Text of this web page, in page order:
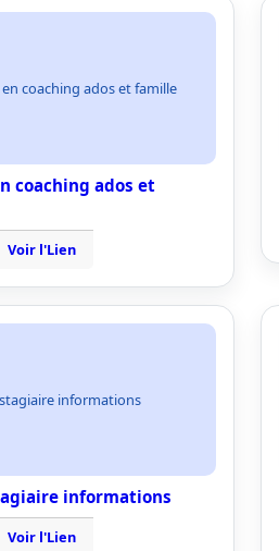
coaching ados et famille
coaching ados et
Voir l'Lien
informations
informations
Voir l'Lien